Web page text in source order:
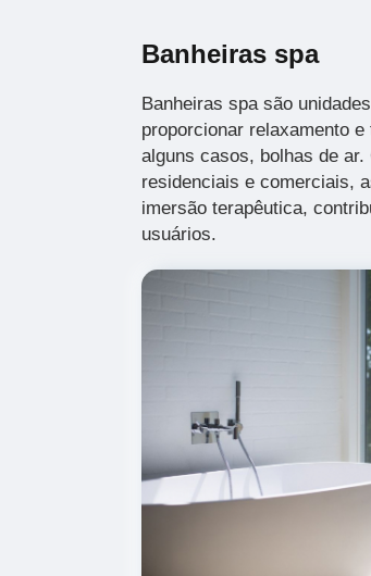
Banheiras spa
Banheiras spa são
proporcionar relaxamento
alguns casos, bolhas de
residenciais e comerciais,
imersão terapêutica,
usuários.